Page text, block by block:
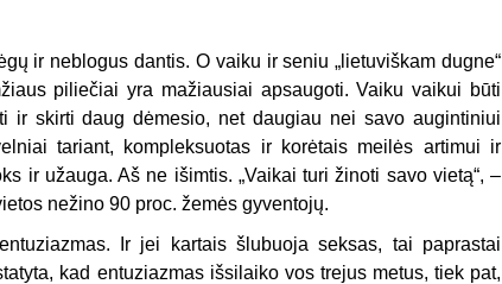
ir neblogus dantis. O vaiku ir seniu „lietuviškam dugne“
piliečiai yra mažiausiai apsaugoti. Vaiku vaikui būti
ir skirti daug dėmesio, net daugiau nei savo augintiniui
tariant, kompleksuotas ir korėtais meilės artimui ir
ir užauga. Aš ne išimtis. „Vaikai turi žinoti savo vietą“, –
nežino 90 proc. žemės gyventojų.
Ir jei kartais šlubuoja seksas, tai paprastai
kad entuziazmas išsilaiko vos trejus metus, tiek pat,